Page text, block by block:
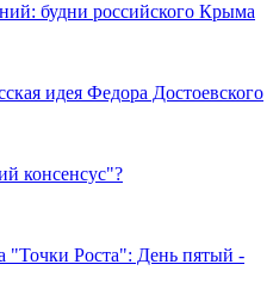
будни российского Крыма
идея Федора Достоевского
консенсус"?
"Точки Роста": День пятый -